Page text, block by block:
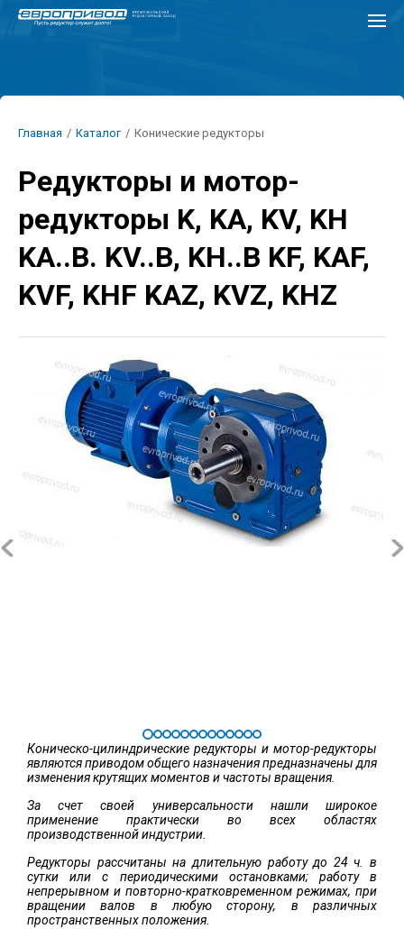
Перейти
Строка
Главная / Каталог / Конические редукторы
Редукторы и мотор-
редукторы K, KA, KV, KH
KA..B. KV..B, KH..B KF, KAF,
KVF, KHF KAZ, KVZ, KHZ
Коническо-цилиндрические редукторы и мотор-редукторы
являются приводом общего назначения предназначены для
изменения крутящих моментов и частоты вращения.
За счет своей универсальности нашли широкое
применение практически во всех областях
производственной индустрии.
Редукторы рассчитаны на длительную работу до 24 ч. в
сутки или с периодическими остановками; работу в
непрерывном и повторно-кратковременном режимах, при
вращении валов в любую сторону, в различных
пространственных положения.